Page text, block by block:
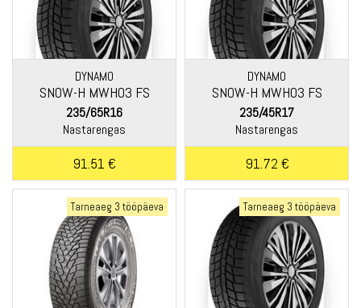
DYNAMO
SNOW-H MWH03 FS
235/65R16
Nastarengas
91.51 €
DYNAMO
SNOW-H MWH03 FS
235/45R17
Nastarengas
91.72 €
Tarneaeg 3 tööpäeva Tarneaeg 3 tööpäeva